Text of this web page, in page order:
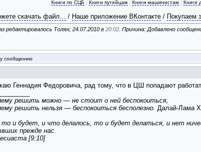
Книги по СЦБ | Книги путейцам | Книги машинистам | Книги
скачать файл... / Наше приложение ВКонтакте / Покупаем
редактировалось Толян; 24.07.2010 в 20:02 . Причина: Добавлено
сообщению
Геннадия Федоровича, рад тому, что в ЦШ попадают
решить можно — не стоит о ней беспокоиться,
решить нельзя — беспокоиться бесполезно. Далай-Лама
и будет, и что делалось, то и будет делаться, и нет
прежде нас.
[9:10]